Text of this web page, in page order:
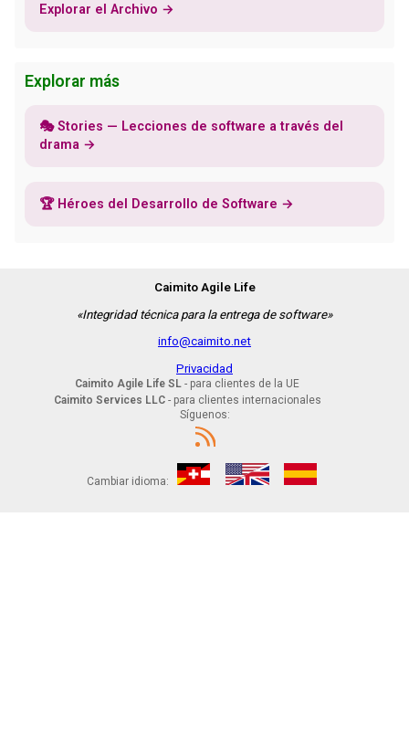
Explorar el Archivo →
Explorar más
🎭 Stories — Lecciones de software a través del
drama →
🏆 Héroes del Desarrollo de Software →
Caimito Agile Life
«Integridad técnica para la entrega de software»
info@caimito.net
Privacidad
Caimito Agile Life SL - para clientes de la UE
Caimito Services LLC- para clientes internacionales
Síguenos:
Cambiar idioma: